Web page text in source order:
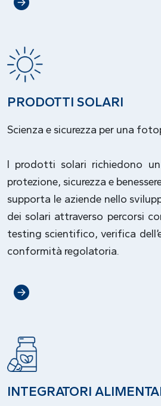
PRODOTTI SOLARI
Scienza e sicurezza per una
I prodotti solari richiedono
protezione, sicurezza e
supporta le aziende nello
dei solari attraverso percorsi
testing scientifico, verifica
conformità regolatoria.
INTEGRATORI